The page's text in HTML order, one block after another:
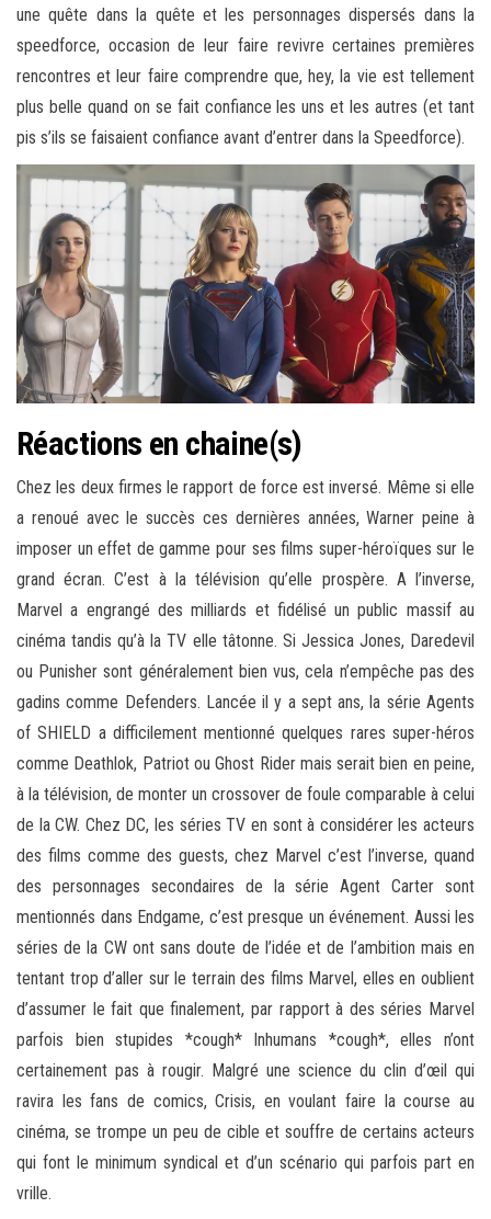
une quête dans la quête et les personnages dispersés dans la
speedforce, occasion de leur faire revivre certaines premières
rencontres et leur faire comprendre que, hey, la vie est tellement
plus belle quand on se fait confiance les uns et les autres (et tant
pis s’ils se faisaient confiance avant d’entrer dans la Speedforce).
Réactions en chaine(s)
Chez les deux firmes le rapport de force est inversé. Même si elle
a renoué avec le succès ces dernières années, Warner peine à
imposer un effet de gamme pour ses films super-héroïques sur le
grand écran. C’est à la télévision qu’elle prospère. A l’inverse,
Marvel a engrangé des milliards et fidélisé un public massif au
cinéma tandis qu’à la TV elle tâtonne. Si Jessica Jones, Daredevil
ou Punisher sont généralement bien vus, cela n’empêche pas des
gadins comme Defenders. Lancée il y a sept ans, la série Agents
of SHIELD a difficilement mentionné quelques rares super-héros
comme Deathlok, Patriot ou Ghost Rider mais serait bien en peine,
à la télévision, de monter un crossover de foule comparable à celui
de la CW. Chez DC, les séries TV en sont à considérer les acteurs
des films comme des guests, chez Marvel c’est l’inverse, quand
des personnages secondaires de la série Agent Carter sont
mentionnés dans Endgame, c’est presque un événement. Aussi les
séries de la CW ont sans doute de l’idée et de l’ambition mais en
tentant trop d’aller sur le terrain des films Marvel, elles en oublient
d’assumer le fait que finalement, par rapport à des séries Marvel
parfois bien stupides *cough* Inhumans *cough*, elles n’ont
certainement pas à rougir. Malgré une science du clin d’œil qui
ravira les fans de comics, Crisis, en voulant faire la course au
cinéma, se trompe un peu de cible et souffre de certains acteurs
qui font le minimum syndical et d’un scénario qui parfois part en
vrille.